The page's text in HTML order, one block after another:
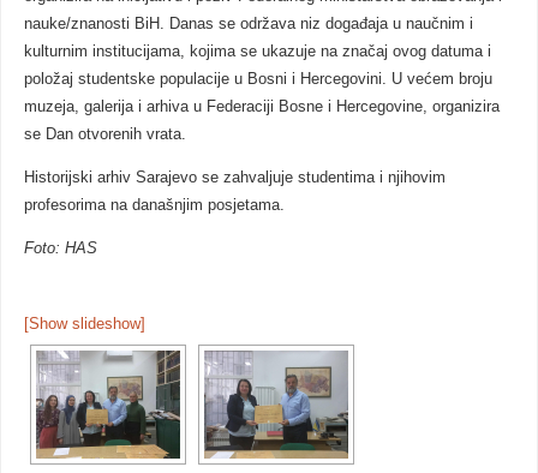
nauke/znanosti BiH. Danas se održava niz događaja u naučnim i
kulturnim institucijama, kojima se ukazuje na značaj ovog datuma i
položaj studentske populacije u Bosni i Hercegovini. U većem broju
muzeja, galerija i arhiva u Federaciji Bosne i Hercegovine, organizira
se Dan otvorenih vrata.
Historijski arhiv Sarajevo se zahvaljuje studentima i njihovim
profesorima na današnjim posjetama.
Foto: HAS
[Show slideshow]